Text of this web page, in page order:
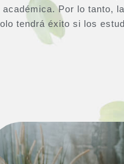
académica. Por lo tanto,
tendrá éxito si los